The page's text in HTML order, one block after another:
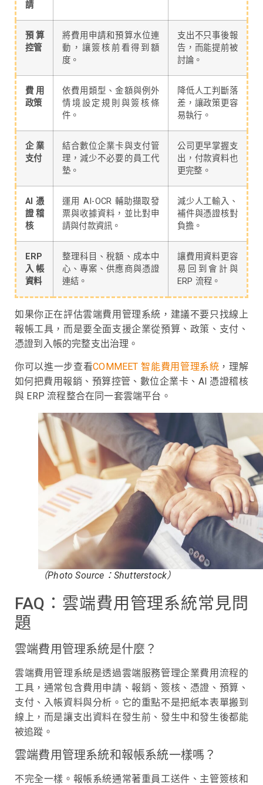
請
預算
控管
將費用申請和預算水位連
動，讓簽核前看得到額
度。
支出不只事後報
告，而能提前被
討論。
費用
政策
依費用類型、金額與例外
情境設定規則與簽核條
件。
降低人工判斷落
差，讓政策更容
易執行。
企業
支付
結合數位企業卡與支付管
理，減少不必要的員工代
墊。
公司更早掌握支
出，付款資料也
更完整。
AI 憑
證稽
核
運用 AI-OCR 輔助擷取發
票與收據資料，並比對申
請與付款資訊。
減少人工輸入、
補件與憑證核對
負擔。
ERP
入帳
資料
整理科目、稅額、成本中
心、專案、供應商與憑證
連結。
讓費用資料更容
易回到會計與
ERP 流程。
如果你正在評估雲端費用管理系統，建議不要只找線上
報帳工具，而是要全面支援企業從預算、政策、支付、
憑證到入帳的完整支出治理。
你可以進一步查看COMMEET 智能費用管理系統 ，理解
如何把費用報銷、預算控管、數位企業卡、AI 憑證稽核
與 ERP 流程整合在同一套雲端平台。
（Photo Source：Shutterstock）
FAQ：雲端費用管理系統常見問
題
雲端費用管理系統是什麼？
雲端費用管理系統是透過雲端服務管理企業費用流程的
工具，通常包含費用申請、報銷、簽核、憑證、預算、
支付、入帳資料與分析。它的重點不是把紙本表單搬到
線上，而是讓支出資料在發生前、發生中和發生後都能
被追蹤。
雲端費用管理系統和報帳系統一樣嗎？
不完全一樣。報帳系統通常著重員工送件、主管簽核和